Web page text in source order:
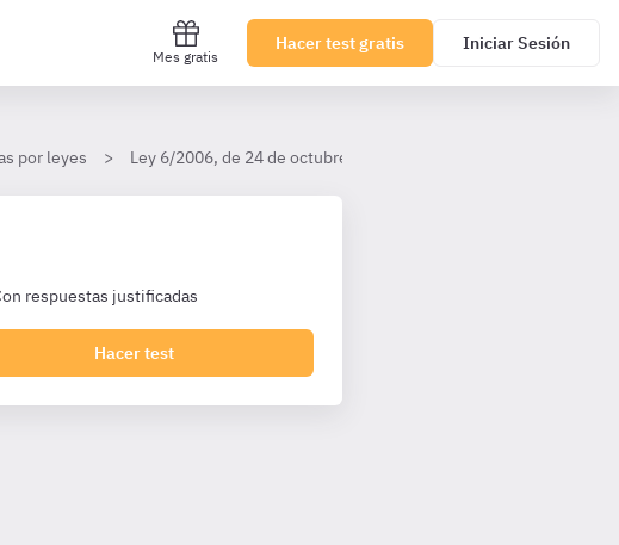
Mes gratis
Hacer test gratis Iniciar Sesión
por leyes Ley 6/2006, de 24 de octubre, del Gobierno de la Comunidad
respuestas justificadas
Hacer test